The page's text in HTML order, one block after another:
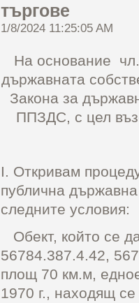
търгове
1/8/2024 11:25:05 AM
На основание
държавната
Закона за
ППЗДС, с цел
І. Откривам
публична
следните условия:
Обект, който се
56784.387.4.42,
площ 70 км.м,
1970 г., находящ